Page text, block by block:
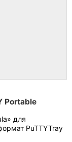
Portable
для
PuTTYTray